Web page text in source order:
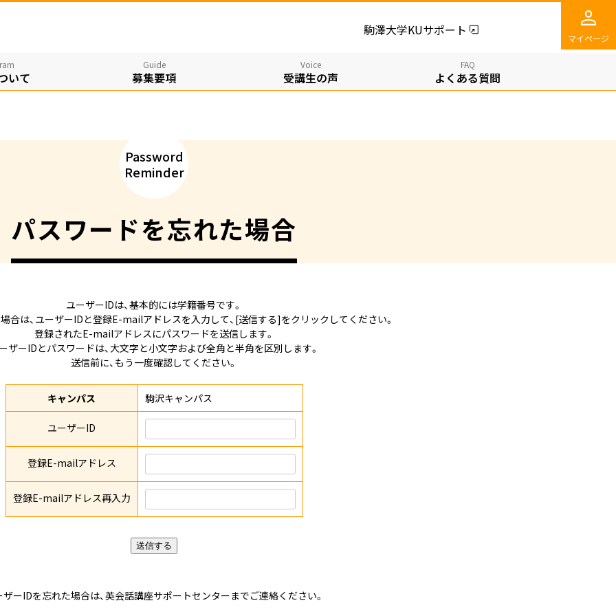
駒澤大学KUサポート
マイページ
いて
Guide
募集要項
Voice
受講生の​声
FAQ
よく​ある​質問
ユーザーID：
パスワード：
※大文字小文字を区別して入力してください。
Password
Reminder
パスワードを忘れた場合
ユーザーIDは、基本的には学籍番号です。
合は、ユーザーIDと登録E-mailアドレスを入力して、[送信する]をクリックしてください。
登録されたE-mailアドレスにパスワードを送信します。
ザーIDとパスワードは、大文字と小文字および全角と半角を区別します。
送信前に、もう一度確認してください。
キャンパス 駒沢キャンパス
ユーザーID
登録E-mailアドレス
登録E-mailアドレス再入力
ザーIDを忘れた場合は、英会話講座サポートセンターまでご連絡ください。